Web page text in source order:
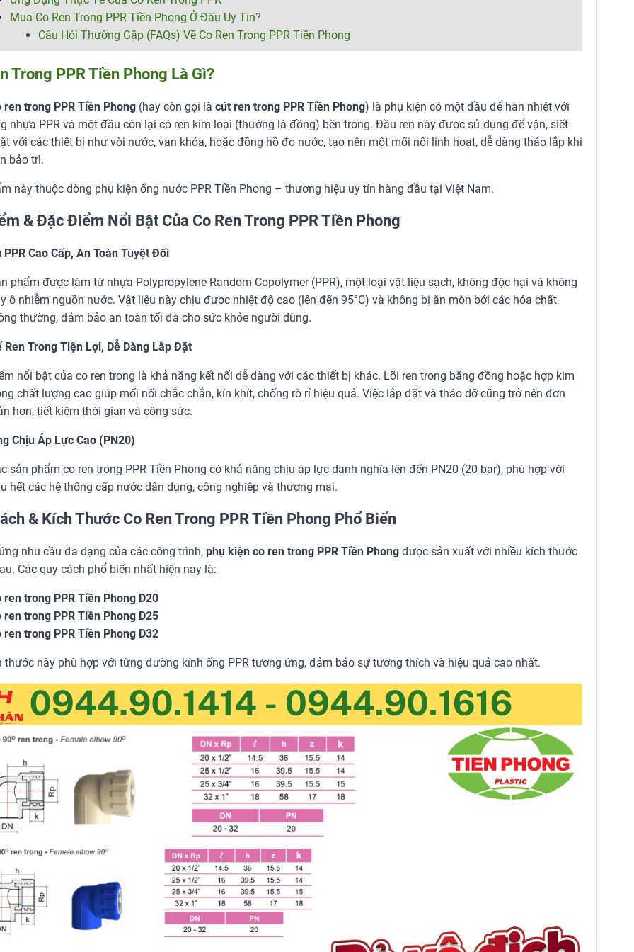
Mua Co Ren Trong PPR Tiền Phong Ở Đâu Uy Tín?
Câu Hỏi Thường Gặp (FAQs) Về Co Ren Trong PPR Tiền Phong
Trong PPR Tiền Phong Là Gì?
ren trong PPR Tiền Phong(hay còn gọi là cút ren trong PPR Tiền Phong) là phụ kiện có một đầu để hàn nhiệt với
nhựa PPR và một đầu còn lại có ren kim loại (thường là đồng) bên trong. Đầu ren này được sử dụng để vặn, siết
với các thiết bị như vòi nước, van khóa, hoặc đồng hồ đo nước, tạo nên một mối nối linh hoạt, dễ dàng tháo lắp khi
bảo trì.
này thuộc dòng phụ kiện ống nước PPR Tiền Phong – thương hiệu uy tín hàng đầu tại Việt Nam.
& Đặc Điểm Nổi Bật Của Co Ren Trong PPR Tiền Phong
Cao Cấp, An Toàn Tuyệt Đối
phẩm được làm từ nhựa Polypropylene Random Copolymer (PPR), một loại vật liệu sạch, không độc hại và không
ô nhiễm nguồn nước. Vật liệu này chịu được nhiệt độ cao (lên đến 95°C) và không bị ăn mòn bởi các hóa chất
thường, đảm bảo an toàn tối đa cho sức khỏe người dùng.
Ren Trong Tiện Lợi, Dễ Dàng Lắp Đặt
nổi bật của co ren trong là khả năng kết nối dễ dàng với các thiết bị khác. Lõi ren trong bằng đồng hoặc hợp kim
chất lượng cao giúp mối nối chắc chắn, kín khít, chống rò rỉ hiệu quả. Việc lắp đặt và tháo dỡ cũng trở nên đơn
hơn, tiết kiệm thời gian và công sức.
Chịu Áp Lực Cao (PN20)
sản phẩm co ren trong PPR Tiền Phong có khả năng chịu áp lực danh nghĩa lên đến PN20 (20 bar), phù hợp với
hết các hệ thống cấp nước dân dụng, công nghiệp và thương mại.
& Kích Thước Co Ren Trong PPR Tiền Phong Phổ Biến
nhu cầu đa dạng của các công trình, phụ kiện co ren trong PPR Tiền Phongđược sản xuất với nhiều kích thước
Các quy cách phổ biến nhất hiện nay là:
ren trong PPR Tiền Phong D20
ren trong PPR Tiền Phong D25
ren trong PPR Tiền Phong D32
thước này phù hợp với từng đường kính ống PPR tương ứng, đảm bảo sự tương thích và hiệu quả cao nhất.